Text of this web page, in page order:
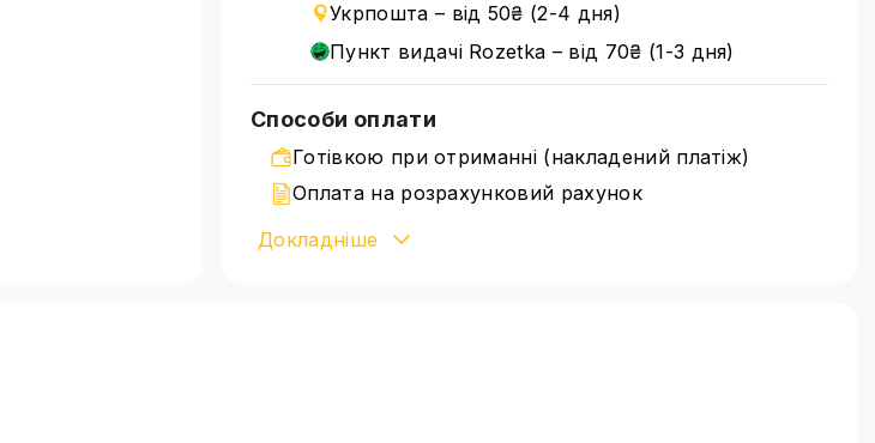
Укрпошта – від 50₴ (2-4 дня)
Пункт видачі Rozetka – від 70₴ (1-3 дня)
Способи оплати
Готівкою при отриманні (накладений платіж)
Оплата на розрахунковий рахунок
Банківська картка Visa/MasterCard через WayForPay
Докладніше